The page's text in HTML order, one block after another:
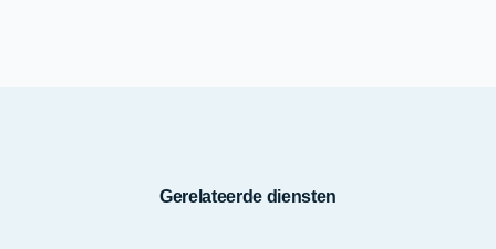
Gerelateerde diensten